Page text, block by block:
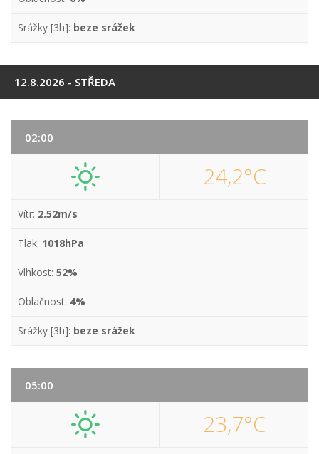
Srážky [3h]: beze srážek
12.8.2026 - STŘEDA
02:00
24,2°C
Vítr: 2.52m/s
Tlak: 1018hPa
Vlhkost: 52%
Oblačnost: 4%
Srážky [3h]: beze srážek
05:00
23,7°C